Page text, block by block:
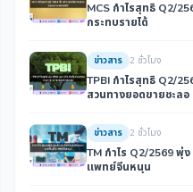
MCS กำไรสุทธิ Q2/
กระทบรายได้
ข่าวสาร 2 ชั่วโมง
TPBI กำไรสุทธิ Q2/
สวนทางยอดขายชะลอ
ข่าวสาร 2 ชั่วโมง
TM กำไร Q2/2569 พุ่
แพทย์จีนหนุน